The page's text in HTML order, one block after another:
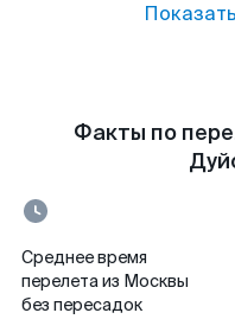
Факты по
Среднее время
перелета из Москвы
без пересадок